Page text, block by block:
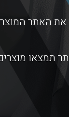
את האתר
תמצאו